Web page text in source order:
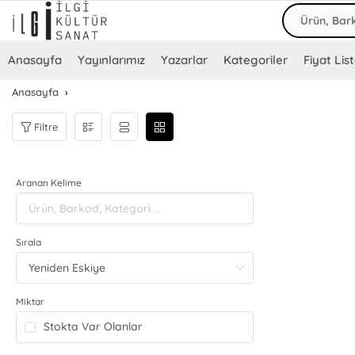
Anasayfa Yayınlarımız Yazarlar Kategoriler Fiyat
Anasayfa
Filtre
Aranan Kelime
Sırala
Miktar
Stokta Var Olanlar